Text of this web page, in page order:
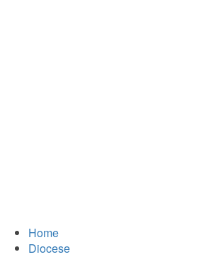
Home
Diocese